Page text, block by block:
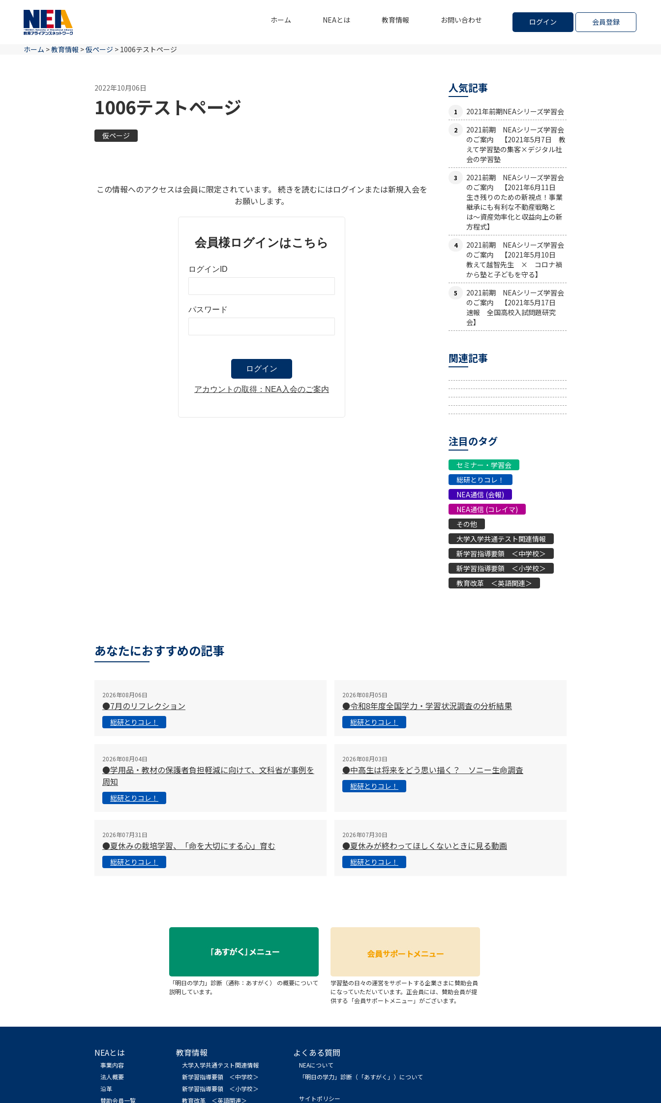
ログイン 会員登録
ホーム NEAとは 教育情報 お問い合わせ
ホーム >教育情報 >仮ページ > 1006テストページ
2022年10月06日
1006テストページ
仮ページ
この情報へのアクセスは会員に限定されています。 続きを読むにはログインまたは新規入会を
お願いします。
会員様ログインはこちら
ログインID
パスワード
アカウントの取得：NEA入会のご案内
人気記事
2021年前期NEAシリーズ学習会
2021前期 NEAシリーズ学習会
のご案内 【2021年5月7日 教
えて学習塾の集客×デジタル社
会の学習塾
2021前期 NEAシリーズ学習会
のご案内 【2021年6月11日
生き残りのための新視点！事業
継承にも有利な不動産戦略と
は〜資産効率化と収益向上の新
方程式】
2021前期 NEAシリーズ学習会
のご案内 【2021年5月10日
教えて越智先生 × コロナ禍
から塾と子どもを守る】
2021前期 NEAシリーズ学習会
のご案内 【2021年5月17日
速報 全国高校入試問題研究
会】
関連記事
注目のタグ
セミナー・学習会
総研とりコレ！
NEA通信 (会報)
NEA通信 (コレイマ)
その他
大学入学共通テスト関連情報
新学習指導要領 ＜中学校＞
新学習指導要領 ＜小学校＞
教育改革 ＜英語関連＞
あなたにおすすめの記事
2026年08月06日
●7月のリフレクション
総研とりコレ！
2026年08月05日
●令和8年度全国学力・学習状況調査の分析結果
総研とりコレ！
2026年08月04日
●学用品・教材の保護者負担軽減に向けて、文科省が事例を
周知
総研とりコレ！
2026年08月03日
●中高生は将来をどう思い描く？ ソニー生命調査
総研とりコレ！
2026年07月31日
●夏休みの栽培学習、「命を大切にする心」育む
総研とりコレ！
2026年07月30日
●夏休みが終わってほしくないときに見る動画
総研とりコレ！
「明日の学力」診断（通称：あすがく） の概要について
説明しています。
学習塾の日々の運営をサポートする企業さまに賛助会員
になっていただいています。正会員には、賛助会員が提
供する「会員サポートメニュー」がございます。
NEAとは
事業内容
法人概要
沿革
賛助会員一覧
教育情報
大学入学共通テスト関連情報
新学習指導要領 ＜中学校＞
新学習指導要領 ＜小学校＞
教育改革 ＜英語関連＞
よくある質問
NEAについて
「明日の学力」診断（「あすがく」）について
サイトポリシー